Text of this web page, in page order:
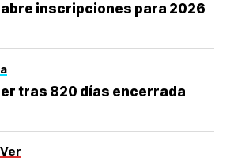
abre inscripciones para 2026
tras 820 días encerrada